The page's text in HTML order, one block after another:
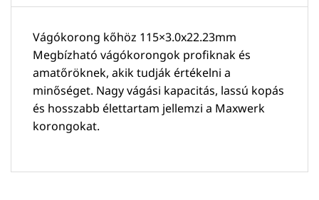
Vágókorong kőhöz 115×3.0x22.23mm
Megbízható vágókorongok profiknak és
amatőröknek, akik tudják értékelni a
minőséget. Nagy vágási kapacitás, lassú kopás
és hosszabb élettartam jellemzi a Maxwerk
korongokat.